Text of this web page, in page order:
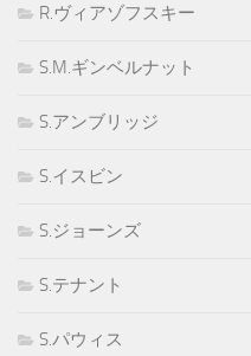
R.ヴィアゾフスキー
S.M.ギンベルナット
S.アンブリッジ
S.イスビン
S.ジョーンズ
S.テナント
S.パウィス